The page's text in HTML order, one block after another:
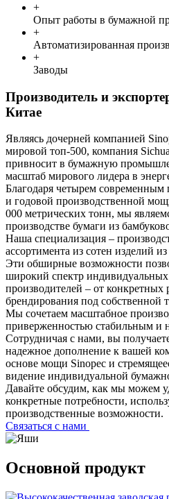
+
Опыт работы в бумажной
+
Автоматизированная
+
Заводы
Производитель и
Китае
Являясь дочерней компанией
мировой топ-500, компания
привносит в бумажную
масштаб мирового лидера в
Благодаря четырем современным
и годовой производственной
000 метрических тонн, мы
производстве бумаги из
Наша специализация –
ассортимента из сотен изделий
Эти обширные возможности
широкий спектр
производителей – от конкретных
брендирования под собственной
Мы сочетаем масштабное
приверженностью стабильным и
Сотрудничая с нами, вы
надежное дополнение к вашей
основе мощи Sinopec и
видение индивидуальной
Давайте обсудим, как мы можем
конкретные потребности,
производственные возможности.
Связаться с нами
Основной продукт